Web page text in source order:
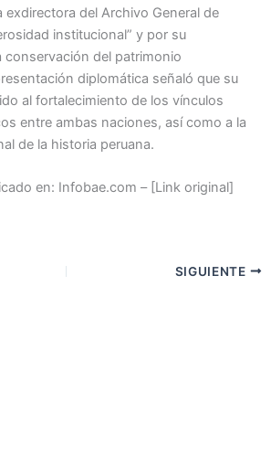
exdirectora del Archivo General de
institucional” y por su
del patrimonio
diplomática señaló que su
al fortalecimiento de los vínculos
entre ambas naciones, así como a la
de la historia peruana.
en: Infobae.com – [Link original]
SIGUIENTE